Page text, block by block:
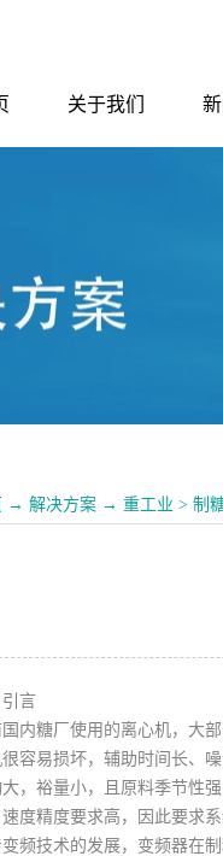
关于我们
→ 解决方案 → 重工业 > 制
言
国内糖厂使用的离心机，大
很容易损坏，辅助时间长、
大，裕量小，且原料季节性
度精度要求高，因此要求
变频技术的发展，变频器在